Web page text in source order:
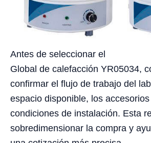
Antes de seleccionar el
Global de calefacción YR05034,
confirmar el flujo de trabajo del
espacio disponible, los
condiciones de instalación. Esta
sobredimensionar la compra y